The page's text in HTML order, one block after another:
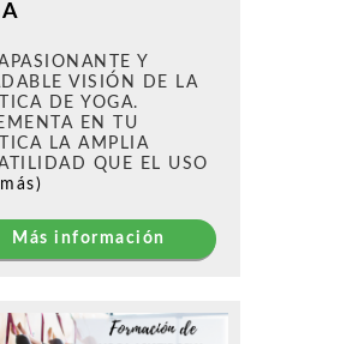
Y
VISIÓN DE LA
DE YOGA.
EN TU
LA AMPLIA
QUE EL USO
Más información